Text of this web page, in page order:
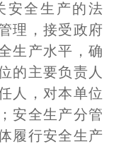
安全生产的法
理，接受政府
生产水平，确
的主要负责人
人，对本单位
安全生产分管
履行安全生产